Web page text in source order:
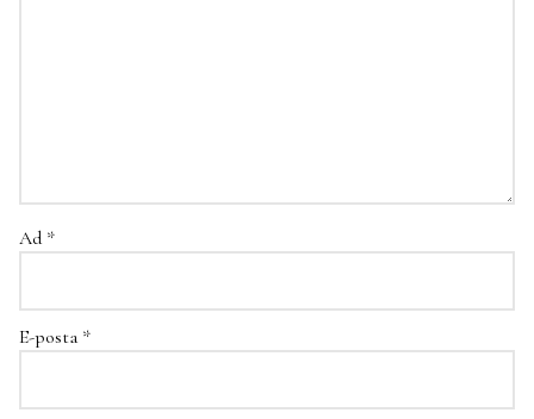
Ad *
E-posta *